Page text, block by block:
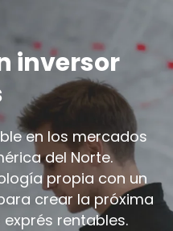
inversor
en los mercados
del Norte.
propia con un
crear la próxima
rentables.